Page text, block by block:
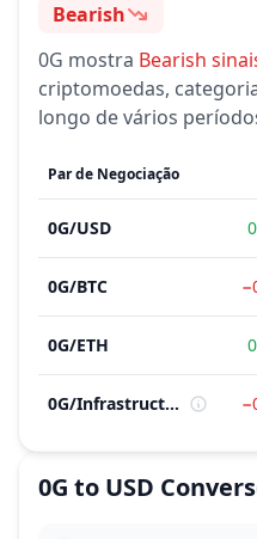
Sentimento
Bearish
0G mostra Bearish
criptomoedas,
longo de vários
Par de Negociação
0G/USD
0G/BTC
0G/ETH
0G/ Infrastructure
0G to USD